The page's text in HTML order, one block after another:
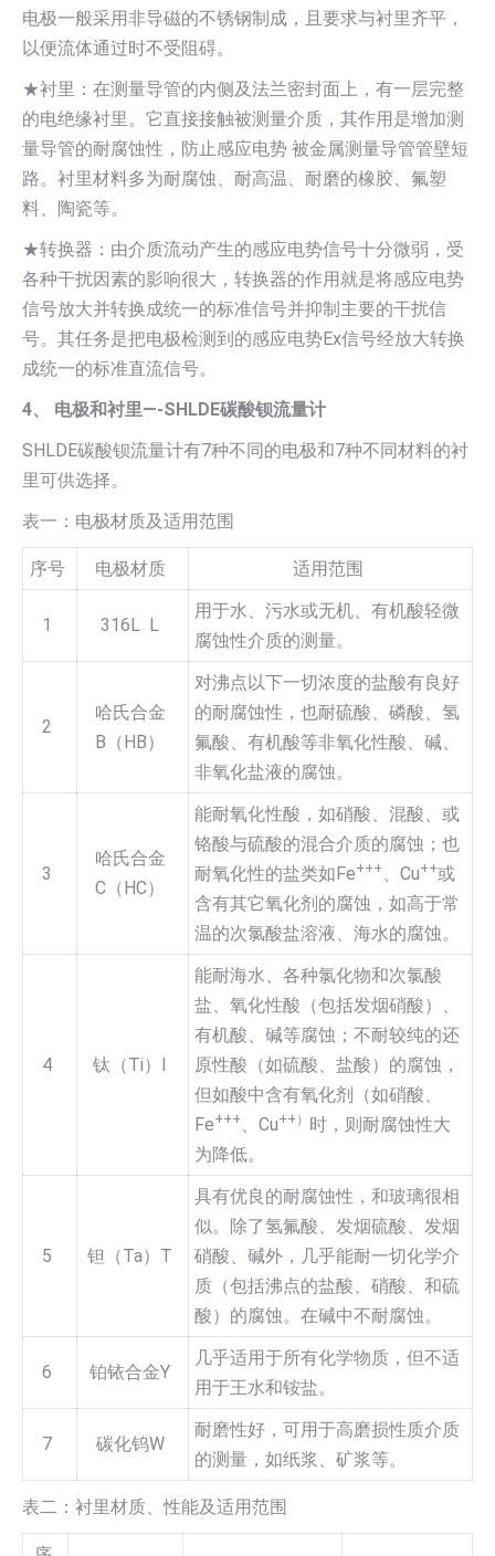
电极一般采用非导磁的不锈钢制成，且要求与衬里齐平，
以便流体通过时不受阻碍。
★衬里：在测量导管的内侧及法兰密封面上，有一层完整
的电绝缘衬里。它直接接触被测量介质，其作用是增加测
量导管的耐腐蚀性，防止感应电势 被金属测量导管管壁短
路。衬里材料多为耐腐蚀、耐高温、耐磨的橡胶、氟塑
料、陶瓷等。
★转换器：由介质流动产生的感应电势信号十分微弱，受
各种干扰因素的影响很大，转换器的作用就是将感应电势
信号放大并转换成统一的标准信号并抑制主要的干扰信
号。其任务是把电极检测到的感应电势Ex信号经放大转换
成统一的标准直流信号。
4、 电极和衬里—-SHLDE碳酸钡流量计
SHLDE碳酸钡流量计有7种不同的电极和7种不同材料的衬
里可供选择。
表一：电极材质及适用范围
序号 电极材质 适用范围
1 316L L
用于水、污水或无机、有机酸轻微
腐蚀性介质的测量。
2
哈氏合金
B（HB）
对沸点以下一切浓度的盐酸有良好
的耐腐蚀性，也耐硫酸、磷酸、氢
氟酸、有机酸等非氧化性酸、碱、
非氧化盐液的腐蚀。
3
哈氏合金
C（HC）
能耐氧化性酸，如硝酸、混酸、或
铬酸与硫酸的混合介质的腐蚀；也
耐氧化性的盐类如Fe+++ 、Cu++或
含有其它氧化剂的腐蚀，如高于常
温的次氯酸盐溶液、海水的腐蚀。
4 钛（Ti）I
能耐海水、各种氯化物和次氯酸
盐、氧化性酸（包括发烟硝酸）、
有机酸、碱等腐蚀；不耐较纯的还
原性酸（如硫酸、盐酸）的腐蚀，
但如酸中含有氧化剂（如硝酸、
Fe+++ 、Cu++） 时，则耐腐蚀性大
为降低。
5 钽（Ta）T
具有优良的耐腐蚀性，和玻璃很相
似。除了氢氟酸、发烟硫酸、发烟
硝酸、碱外，几乎能耐一切化学介
质（包括沸点的盐酸、硝酸、和硫
酸）的腐蚀。在碱中不耐腐蚀。
6 铂铱合金Y
几乎适用于所有化学物质，但不适
用于王水和铵盐。
7 碳化钨W
耐磨性好，可用于高磨损性质介质
的测量，如纸浆、矿浆等。
表二：衬里材质、性能及适用范围